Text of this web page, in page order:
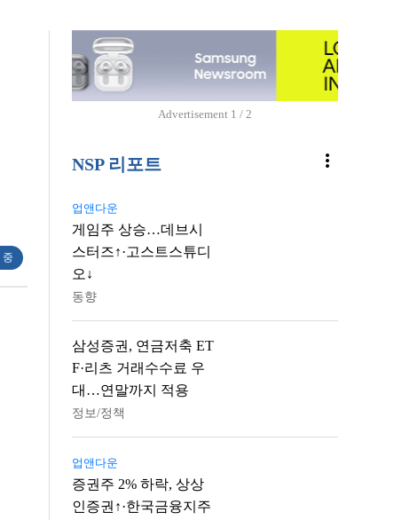
중
Advertisement 1 / 2
NSP 리포트 more_vert
업앤다운
게임주 상승…데브시
스터즈↑·고스트스튜디
오↓
동향
삼성증권, 연금저축 ET
F·리츠 거래수수료 우
대…연말까지 적용
정보/정책
업앤다운
증권주 2% 하락, 상상
인증권↑·한국금융지주